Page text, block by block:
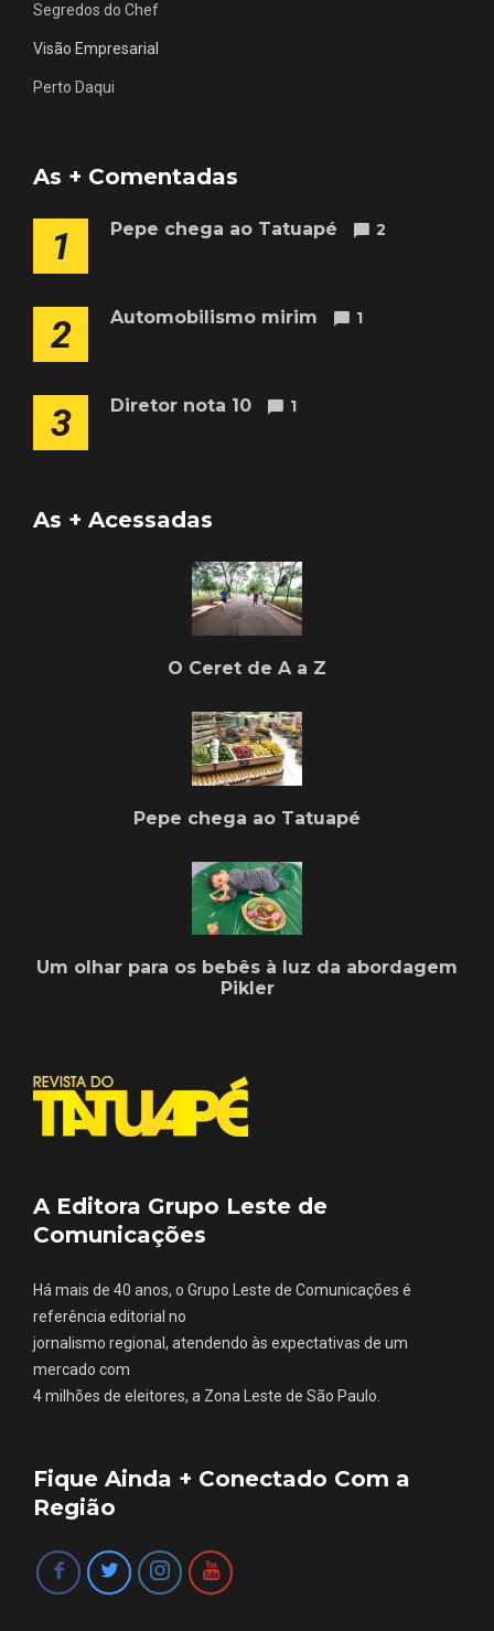
Segredos do Chef
Visão Empresarial
Perto Daqui
As + Comentadas
1 Pepe chega ao Tatuapé 2
2 Automobilismo mirim 1
3 Diretor nota 10 1
As + Acessadas
O Ceret de A a Z
Pepe chega ao Tatuapé
Um olhar para os bebês à luz da abordagem
Pikler
A Editora Grupo Leste de
Comunicações
Há mais de 40 anos, o Grupo Leste de Comunicações é
referência editorial no
jornalismo regional, atendendo às expectativas de um
mercado com
4 milhões de eleitores, a Zona Leste de São Paulo.
Fique Ainda + Conectado Com a
Região